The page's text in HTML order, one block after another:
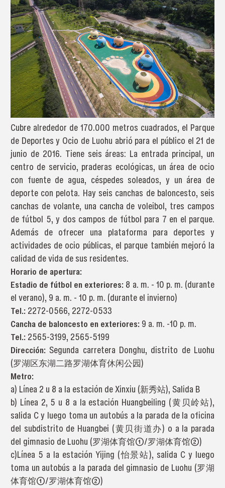
Cubre alrededor de 170.000 metros cuadrados, el Parque
de Deportes y Ocio de Luohu abrió para el público el 21 de
junio de 2016. Tiene seis áreas: La entrada principal, un
centro de servicio, praderas ecológicas, un área de ocio
con fuente de agua, céspedes soleados, y un área de
deporte con pelota. Hay seis canchas de baloncesto, seis
canchas de volante, una cancha de voleibol, tres campos
de fútbol 5, y dos campos de fútbol para 7 en el parque.
Además de ofrecer una plataforma para deportes y
actividades de ocio públicas, el parque también mejoró la
calidad de vida de sus residentes.
Horario de apertura:
Estadio de fútbol en exteriores: 8 a. m. - 10 p. m. (durante
el verano), 9 a. m. - 10 p. m. (durante el invierno)
Tel.: 2272-0566, 2272-0533
Cancha de baloncesto en exteriores: 9 a. m. -10 p. m.
Tel.: 2565-3199, 2565-5199
Dirección:Segunda carretera Donghu, distrito de Luohu
(罗湖区东湖二路罗湖体育休闲公园)
Metro:
a) Línea 2 u 8 a la estación de Xinxiu (新秀站), Salida B
b) Línea 2, 5 u 8 a la estación Huangbeiling (黄贝岭站),
salida C y luego toma un autobús a la parada de la oficina
del subdistrito de Huangbei (黄贝街道办) o a la parada
del gimnasio de Luohu (罗湖体育馆①/罗湖体育馆②)
c)Línea 5 a la estación Yijing (怡景站), salida C y luego
toma un autobús a la parada del gimnasio de Luohu (罗湖
体育馆①/罗湖体育馆②)